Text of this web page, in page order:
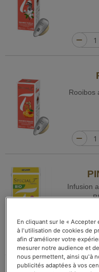
Rooibos
Infusion
En cliquant sur le « Accepter
à l'utilisation de cookies de
afin d'améliorer votre
mesurer notre audience et
nous permettent, ainsi qu'à
publicités adaptées à vos